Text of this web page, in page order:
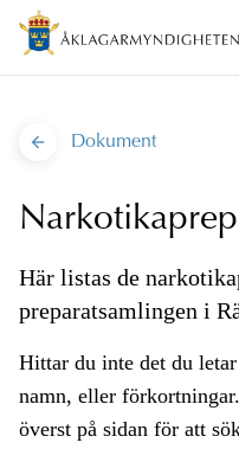
Dokument
Här listas de
preparatsamlingen i
Hittar du inte det du
namn, eller
överst på sidan för att